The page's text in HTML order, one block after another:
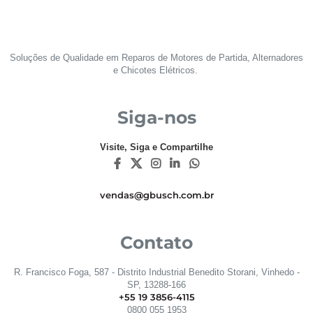
Soluções de Qualidade em Reparos de Motores de Partida, Alternadores
e Chicotes Elétricos.
Siga-nos
Visite, Siga e Compartilhe
vendas@gbusch.com.br
Contato
R. Francisco Foga, 587 - Distrito Industrial Benedito Storani, Vinhedo -
SP, 13288-166
+55 19 3856-4115
0800 055 1953